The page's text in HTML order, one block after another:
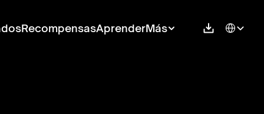
RecompensasAprenderMás Select